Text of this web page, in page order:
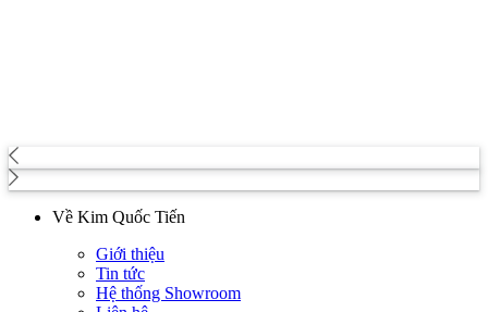
Về Kim Quốc Tiến
Giới thiệu
Tin tức
Hệ thống Showroom